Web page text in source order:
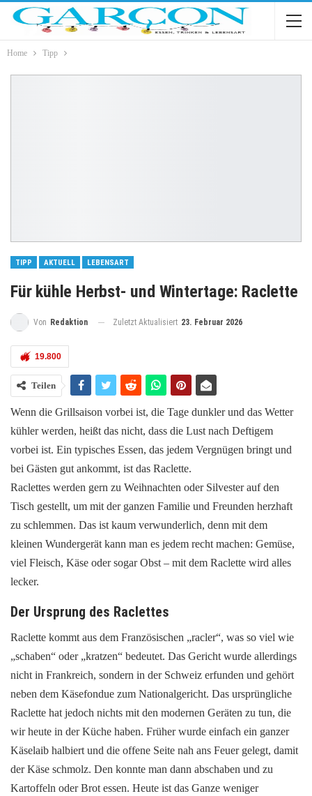
Home Tipp
TIPP AKTUELL LEBENSART
Für kühle Herbst- und Wintertage: Raclette
Von Redaktion Zuletzt Aktualisiert 23. Februar 2026
19.800
Teilen
Wenn die Grillsaison vorbei ist, die Tage dunkler und das Wetter
kühler werden, heißt das nicht, dass die Lust nach Deftigem
vorbei ist. Ein typisches Essen, das jedem Vergnügen bringt und
bei Gästen gut ankommt, ist das Raclette.
Raclettes werden gern zu Weihnachten oder Silvester auf den
Tisch gestellt, um mit der ganzen Familie und Freunden herzhaft
zu schlemmen. Das ist kaum verwunderlich, denn mit dem
kleinen Wundergerät kann man es jedem recht machen: Gemüse,
viel Fleisch, Käse oder sogar Obst – mit dem Raclette wird alles
lecker.
Der Ursprung des Raclettes
Raclette kommt aus dem Französischen „racler“, was so viel wie
„schaben“ oder „kratzen“ bedeutet. Das Gericht wurde allerdings
nicht in Frankreich, sondern in der Schweiz erfunden und gehört
neben dem Käsefondue zum Nationalgericht. Das ursprüngliche
Raclette hat jedoch nichts mit den modernen Geräten zu tun, die
wir heute in der Küche haben. Früher wurde einfach ein ganzer
Käselaib halbiert und die offene Seite nah ans Feuer gelegt, damit
der Käse schmolz. Den konnte man dann abschaben und zu
Kartoffeln oder Brot essen. Heute ist das Ganze weniger